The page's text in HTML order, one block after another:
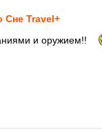
Сне Travel+
и оружием!!